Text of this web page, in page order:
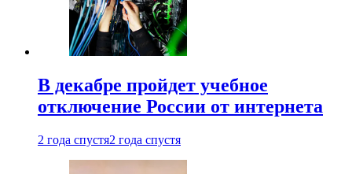
В декабре пройдет учебное
отключение России от интернета
2 года спустя2 года спустя